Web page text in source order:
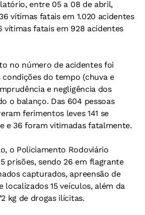
entre 05 a 08 de abril,
vítimas fatais em 1.020 acidentes
vítimas fatais em 928 acidentes
no número de acidentes foi
do tempo (chuva e
e negligência dos
o balanço. Das 604 pessoas
ferimentos leves 141 se
e 36 foram vitimadas fatalmente.
o Policiamento Rodoviário
prisões, sendo 26 em flagrante
capturados, apreensão de
localizados 15 veículos, além da
kg de drogas ilícitas.